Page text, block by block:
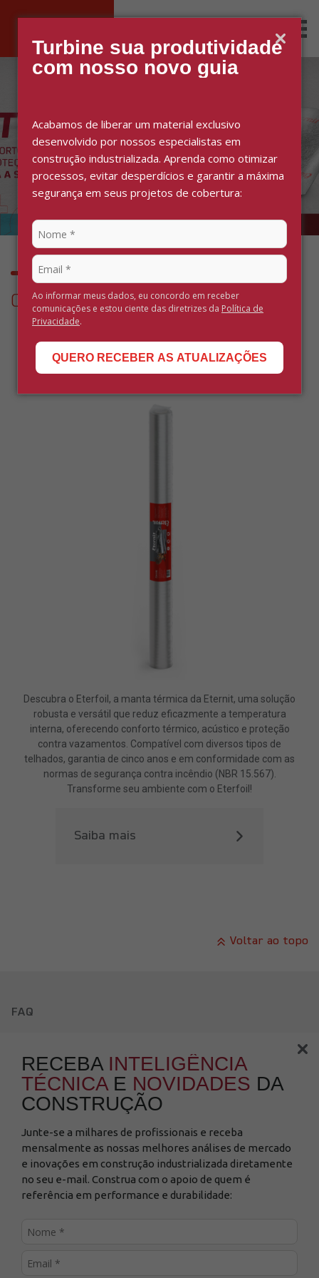
RECEBA INTELIGÊNCIA
TÉCNICA E NOVIDADES DA
CONSTRUÇÃO
Junte-se a milhares de profissionais e receba
mensalmente as nossas melhores análises de mercado
e inovações em construção industrializada diretamente
no seu e-mail. Construa com o apoio de quem é
referência em performance e durabilidade:
Turbine sua produtividade
com nosso novo guia
Acabamos de liberar um material exclusivo
desenvolvido por nossos especialistas em
construção industrializada. Aprenda como otimizar
processos, evitar desperdícios e garantir a máxima
segurança em seus projetos de cobertura:
Ao informar meus dados, eu concordo em receber
comunicações e estou ciente das diretrizes da Política de
Privacidade.
QUERO RECEBER AS ATUALIZAÇÕES
Busca
O que você precisa?
Telhas
ETERFOIL
Descubra o Eterfoil, a manta térmica da Eternit, uma solução
robusta e versátil que reduz eficazmente a temperatura
interna, oferecendo conforto térmico, acústico e proteção
contra vazamentos. Compatível com diversos tipos de
telhados, garantia de cinco anos e em conformidade com as
normas de segurança contra incêndio (NBR 15.567).
Transforme seu ambiente com o Eterfoil!
Saiba mais
FAQ
Política de Cookies
Canal de denúncias
Fale Conosco
0800 021 1709
Seg a Sex das 7h30 às 17h30
exceto feriados
Voltar ao topo
Utilizamos cookies e outras tecnologias para
acordo com a nossa
estas condições.